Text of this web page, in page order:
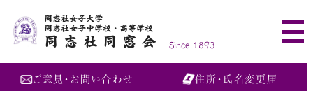
同志社女子大学
同志社女子中学校・高等学校
同志社同窓会 Since 1893
ご意見・お問い合わせ 住所・氏名変更届